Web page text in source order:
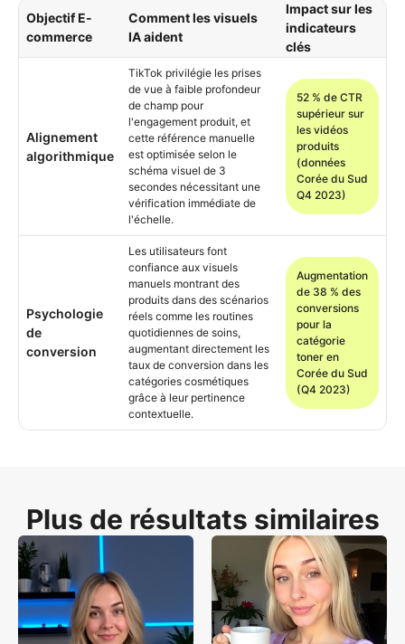
Objectif E-
commerce
Comment les visuels
IA aident
Impact sur les
indicateurs
clés
Alignement
algorithmique
TikTok privilégie les prises
de vue à faible profondeur
de champ pour
l'engagement produit, et
cette référence manuelle
est optimisée selon le
schéma visuel de 3
secondes nécessitant une
vérification immédiate de
l'échelle.
52 % de CTR
supérieur sur
les vidéos
produits
(données
Corée du Sud
Q4 2023)
Psychologie
de
conversion
Les utilisateurs font
confiance aux visuels
manuels montrant des
produits dans des scénarios
réels comme les routines
quotidiennes de soins,
augmentant directement les
taux de conversion dans les
catégories cosmétiques
grâce à leur pertinence
contextuelle.
Augmentation
de 38 % des
conversions
pour la
catégorie
toner en
Corée du Sud
(Q4 2023)
Plus de résultats similaires